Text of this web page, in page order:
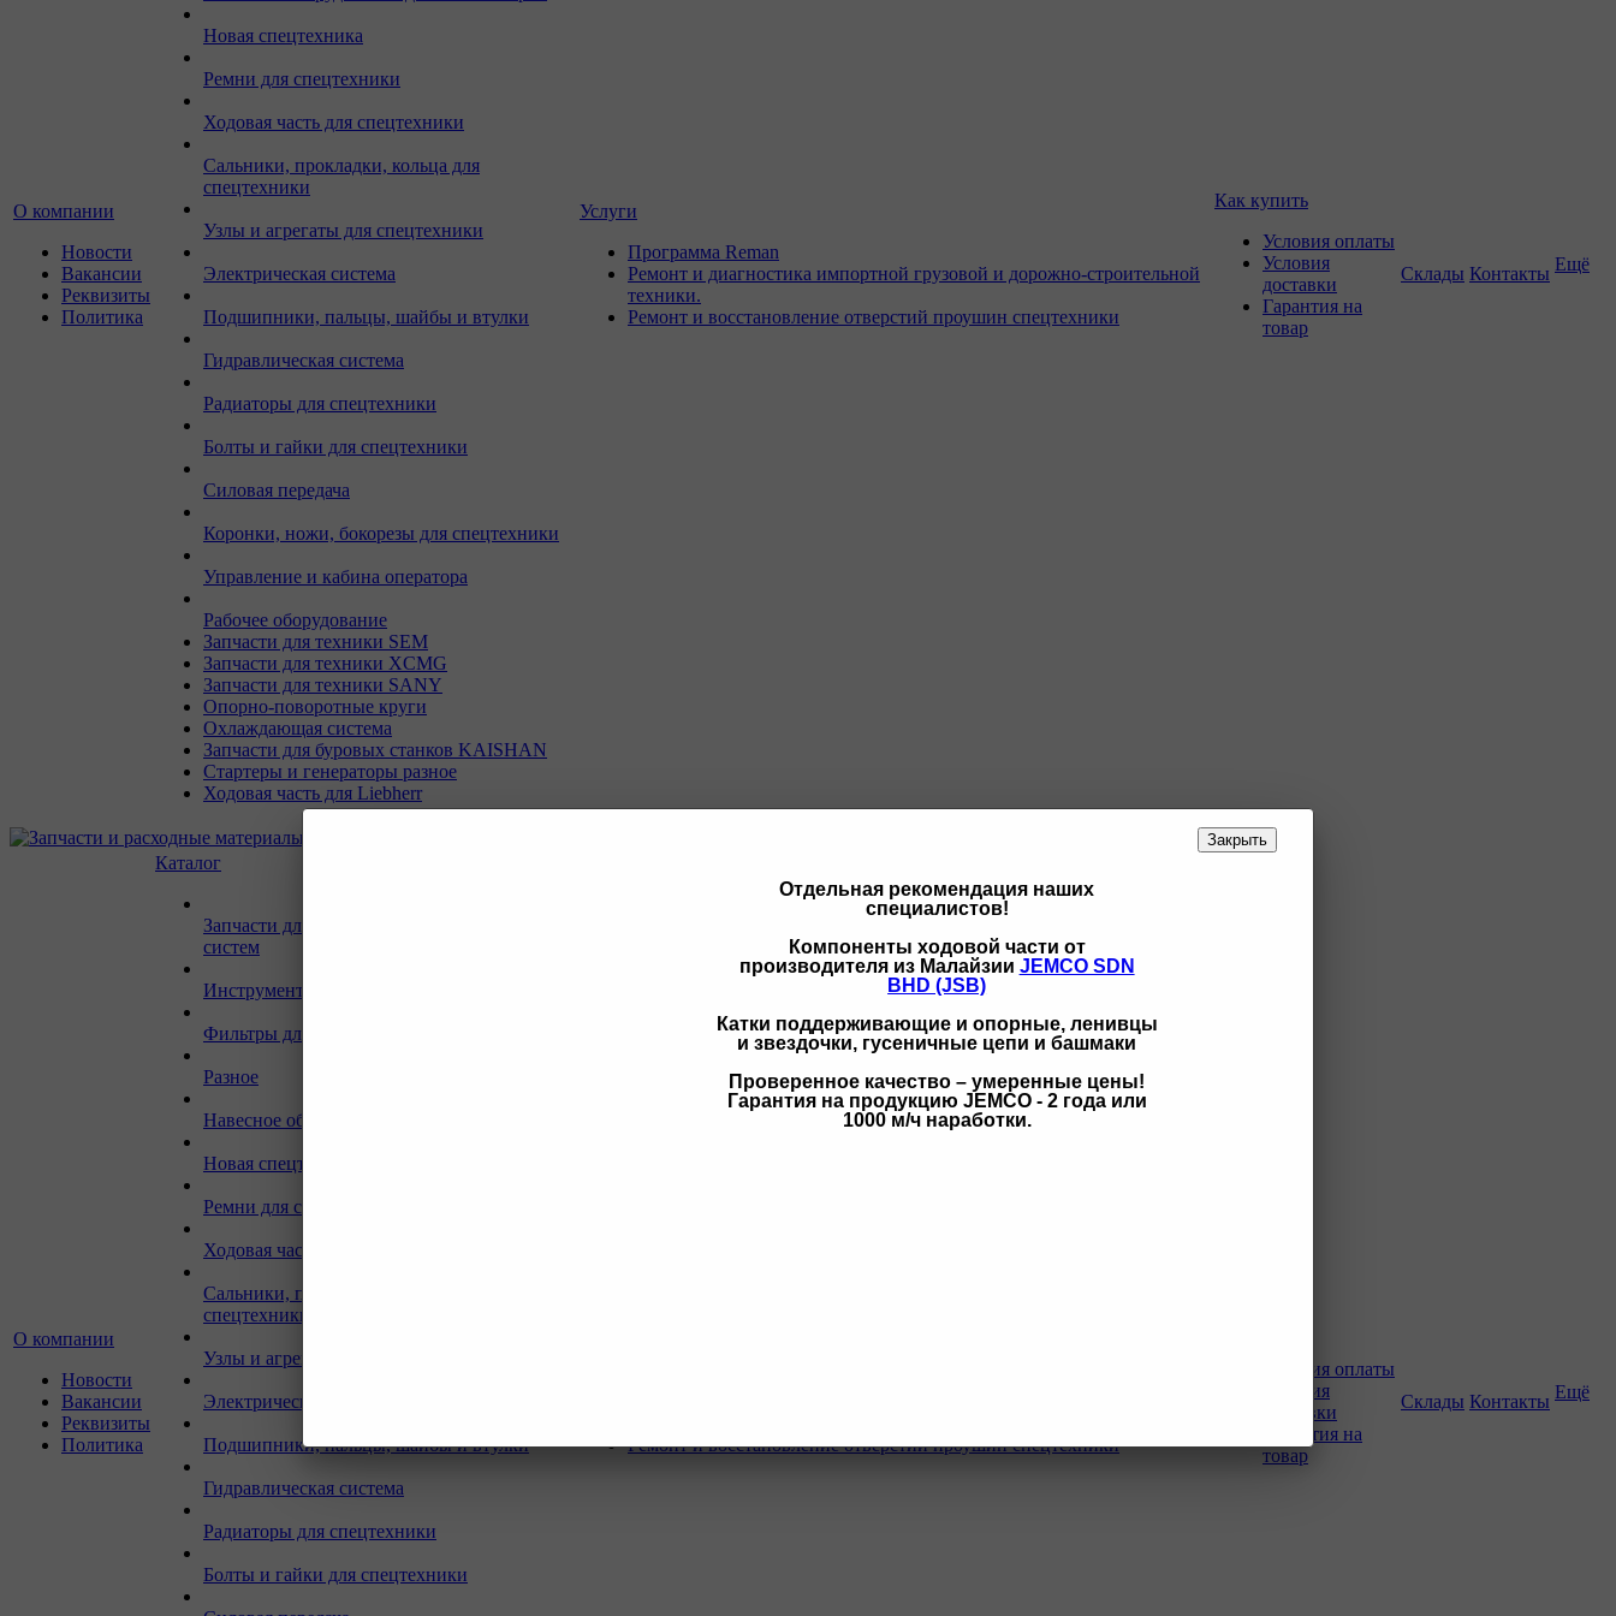
Закрыть
Отдельная рекомендация наших
специалистов!
Компоненты ходовой части от
производителя из Малайзии JEMCO SDN
BHD (JSB)
Катки поддерживающие и опорные, ленивцы
и звездочки, гусеничные цепи и башмаки
Проверенное качество – умеренные цены!
Гарантия на продукцию JEMCO - 2 года или
1000 м/ч наработки.
О компании
Новости
Вакансии
Реквизиты
Политика
Новая спецтехника
Ремни для спецтехники
Ходовая часть для спецтехники
Сальники, прокладки, кольца для
спецтехники
Узлы и агрегаты для спецтехники
Электрическая система
Подшипники, пальцы, шайбы и втулки
Гидравлическая система
Радиаторы для спецтехники
Болты и гайки для спецтехники
Силовая передача
Коронки, ножи, бокорезы для спецтехники
Управление и кабина оператора
Рабочее оборудование
Запчасти для техники SEM
Запчасти для техники XCMG
Запчасти для техники SANY
Опорно-поворотные круги
Охлаждающая система
Запчасти для буровых станков KAISHAN
Стартеры и генераторы разное
Ходовая часть для Liebherr
Услуги
Программа Reman
Ремонт и диагностика импортной грузовой и дорожно-строительной
техники.
Ремонт и восстановление отверстий проушин спецтехники
Как купить
Условия оплаты
Условия
доставки
Гарантия на
товар
Склады Контакты Ещё
О компании
Новости
Вакансии
Реквизиты
Политика
Каталог
Запчасти для двигателей и сопутствующих
систем
Инструмент и материалы для СТО
Фильтры для спецтехники
Разное
Навесное оборудование для экскаваторов
Новая спецтехника
Ремни для спецтехники
Ходовая часть для спецтехники
Сальники, прокладки, кольца для
спецтехники
Узлы и агрегаты для спецтехники
Электрическая система
Подшипники, пальцы, шайбы и втулки
Гидравлическая система
Радиаторы для спецтехники
Болты и гайки для спецтехники
Ремонт и восстановление отверстий проушин спецтехники
Условия оплаты
Условия
доставки
Гарантия на
товар
Склады Контакты Ещё